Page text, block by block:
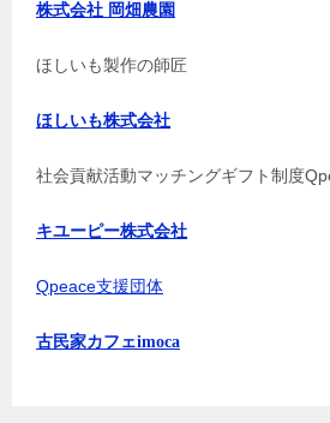
株式会社 岡畑農園
ほしいも製作の師匠
ほしいも株式会社
社会貢献活動マッチングギフト制度
キユーピー株式会社
Qpeace支援団体
古民家カフェimoca